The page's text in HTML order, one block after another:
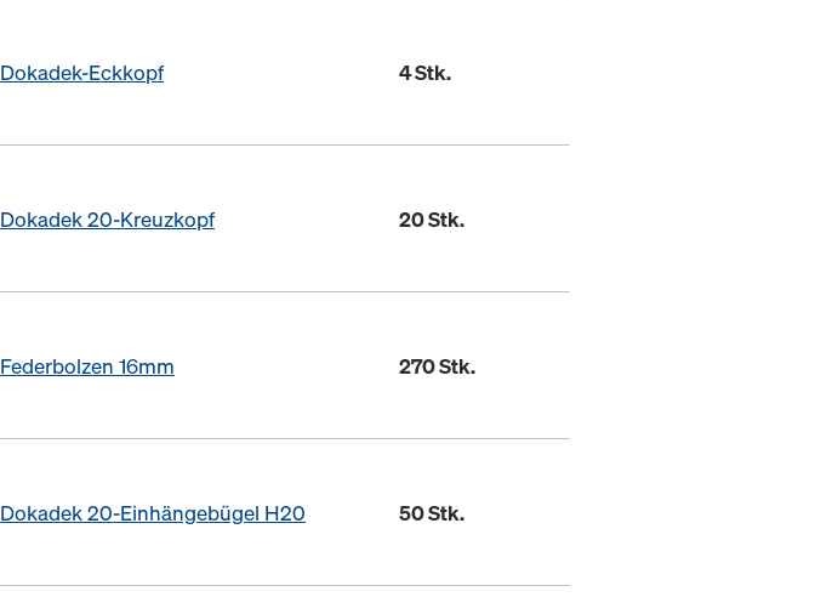
Dokadek-Eckkopf 4 Stk.
Dokadek 20-Kreuzkopf 20 Stk.
Federbolzen 16mm 270 Stk.
Dokadek 20-Einhängebügel H20 50 Stk.